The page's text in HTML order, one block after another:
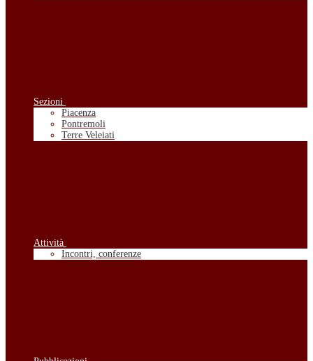
Sezioni
Piacenza
Pontremoli
Terre Veleiati
Attività
Incontri, conferenze